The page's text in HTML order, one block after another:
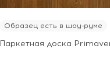
Образец есть в шоу-руме
Паркетная доска